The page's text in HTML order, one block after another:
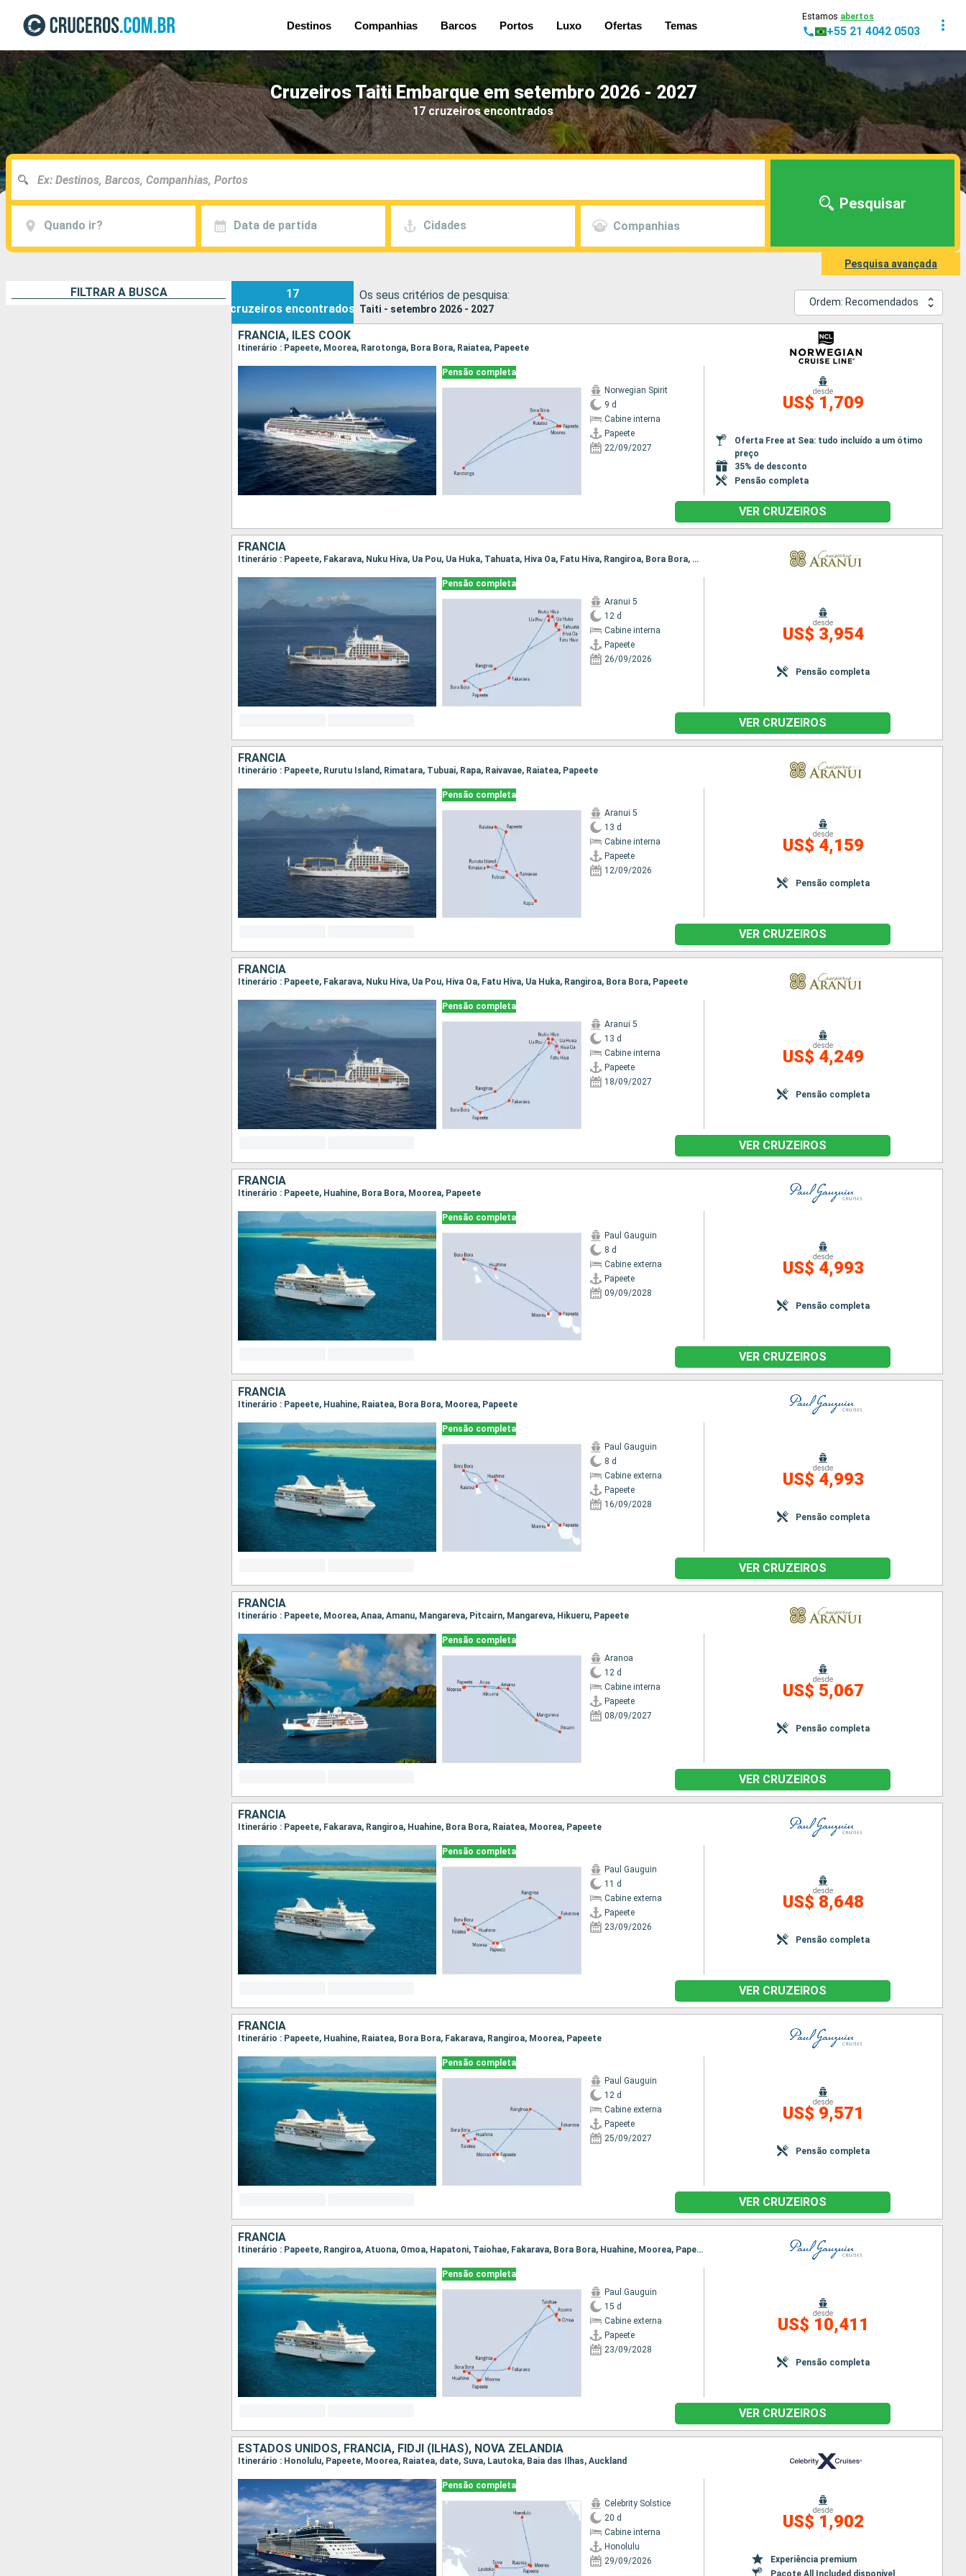
Destinos Companhias Barcos Portos Luxo Ofertas Temas
Estamos abertos
+55 21 4042 0503
Cruzeiros Taiti Embarque em setembro 2026 - 2027
17 cruzeiros encontrados
Quando ir? Data de partida Cidades Companhias
Pesquisar
Pesquisa avançada
FILTRAR A BUSCA
17
cruzeiros encontrados
Os seus critérios de pesquisa:
Taiti - setembro 2026 - 2027
Ordem: Recomendados
FRANCIA, ILES COOK
Itinerário : Papeete, Moorea, Rarotonga, Bora Bora, Raiatea, Papeete
Pensão completa
Norwegian Spirit
9 d
Cabine interna
Papeete
22/09/2027
desde
US$ 1,709
Oferta Free at Sea: tudo incluído a um ótimo
preço
35% de desconto
Pensão completa
VER CRUZEIROS
FRANCIA
Itinerário : Papeete, Fakarava, Nuku Hiva, Ua Pou, Ua Huka, Tahuata, Hiva Oa, Fatu Hiva, Rangiroa, Bora Bora, Papeete
Pensão completa
Aranui 5
12 d
Cabine interna
Papeete
26/09/2026
desde
US$ 3,954
Pensão completa
VER CRUZEIROS
FRANCIA
Itinerário : Papeete, Rurutu Island, Rimatara, Tubuai, Rapa, Raivavae, Raiatea, Papeete
Pensão completa
Aranui 5
13 d
Cabine interna
Papeete
12/09/2026
desde
US$ 4,159
Pensão completa
VER CRUZEIROS
FRANCIA
Itinerário : Papeete, Fakarava, Nuku Hiva, Ua Pou, Hiva Oa, Fatu Hiva, Ua Huka, Rangiroa, Bora Bora, Papeete
Pensão completa
Aranui 5
13 d
Cabine interna
Papeete
18/09/2027
desde
US$ 4,249
Pensão completa
VER CRUZEIROS
FRANCIA
Itinerário : Papeete, Huahine, Bora Bora, Moorea, Papeete
Pensão completa
Paul Gauguin
8 d
Cabine externa
Papeete
09/09/2028
desde
US$ 4,993
Pensão completa
VER CRUZEIROS
FRANCIA
Itinerário : Papeete, Huahine, Raiatea, Bora Bora, Moorea, Papeete
Pensão completa
Paul Gauguin
8 d
Cabine externa
Papeete
16/09/2028
desde
US$ 4,993
Pensão completa
VER CRUZEIROS
FRANCIA
Itinerário : Papeete, Moorea, Anaa, Amanu, Mangareva, Pitcairn, Mangareva, Hikueru, Papeete
Pensão completa
Aranoa
12 d
Cabine interna
Papeete
08/09/2027
desde
US$ 5,067
Pensão completa
VER CRUZEIROS
FRANCIA
Itinerário : Papeete, Fakarava, Rangiroa, Huahine, Bora Bora, Raiatea, Moorea, Papeete
Pensão completa
Paul Gauguin
11 d
Cabine externa
Papeete
23/09/2026
desde
US$ 8,648
Pensão completa
VER CRUZEIROS
FRANCIA
Itinerário : Papeete, Huahine, Raiatea, Bora Bora, Fakarava, Rangiroa, Moorea, Papeete
Pensão completa
Paul Gauguin
12 d
Cabine externa
Papeete
25/09/2027
desde
US$ 9,571
Pensão completa
VER CRUZEIROS
FRANCIA
Itinerário : Papeete, Rangiroa, Atuona, Omoa, Hapatoni, Taiohae, Fakarava, Bora Bora, Huahine, Moorea, Papeete
Pensão completa
Paul Gauguin
15 d
Cabine externa
Papeete
23/09/2028
desde
US$ 10,411
Pensão completa
VER CRUZEIROS
ESTADOS UNIDOS, FRANCIA, FIDJI (ILHAS), NOVA ZELÂNDIA
Itinerário : Honolulu, Papeete, Moorea, Raiatea, date, Suva, Lautoka, Baia das Ilhas, Auckland
Pensão completa
Celebrity Solstice
20 d
Cabine interna
Honolulu
29/09/2026
desde
US$ 1,902
Experiência premium
Pacote All Included disponível